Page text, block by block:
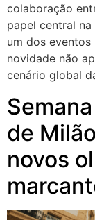
colaboração
papel central
um dos
novidade não
cenário global
de
novos